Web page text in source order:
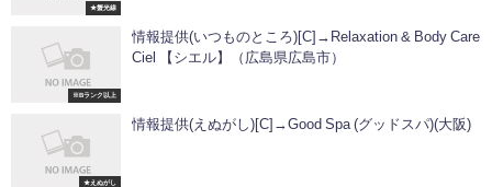
★蟹光線
※Bランク以上
情報提供(いつものところ)[C]→Relaxation & Body Care
Ciel 【シエル】（広島県広島市）
★えぬがし
情報提供(えぬがし)[C]→Good Spa (グッドスパ)(大阪)